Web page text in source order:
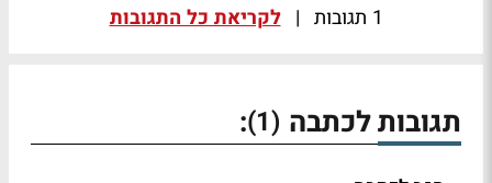
1 תגובות | לקריאת כל התגובות
תגובות לכתבה (1)
: